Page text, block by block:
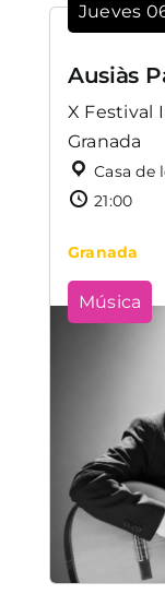
Jueves
Ausiàs
X Festival
Granada
Casa de
21:00
Granada
Música